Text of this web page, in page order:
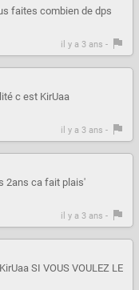
faites combien de dps
il y a 3 ans -
c est KirUaa
il y a 3 ans -
2ans ca fait plais'
il y a 3 ans -
SI VOUS VOULEZ LE